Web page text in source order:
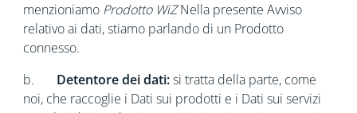
menzioniamo Prodotto WiZNella presente Avviso
relativo ai dati, stiamo parlando di un Prodotto
connesso.
b. Detentore dei dati:si tratta della parte, come
noi, che raccoglie i Dati sui prodotti e i Dati sui servizi